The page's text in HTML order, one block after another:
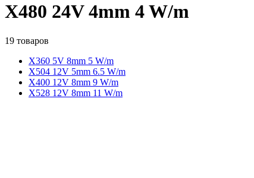
X480 24V 4mm 4 W/m
19 товаров
X360 5V 8mm 5 W/m
X504 12V 5mm 6.5 W/m
X400 12V 8mm 9 W/m
X528 12V 8mm 11 W/m